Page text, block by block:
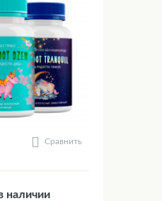
Сравнить
наличии